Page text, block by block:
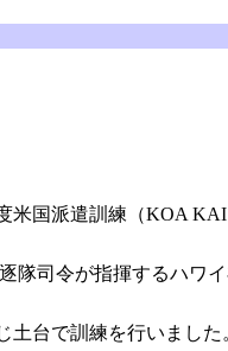
国派遣訓練（KOA
司令が指揮するハワ
台で訓練を行いまし